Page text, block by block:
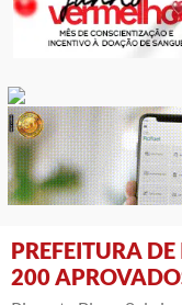
PREFEITURA
200